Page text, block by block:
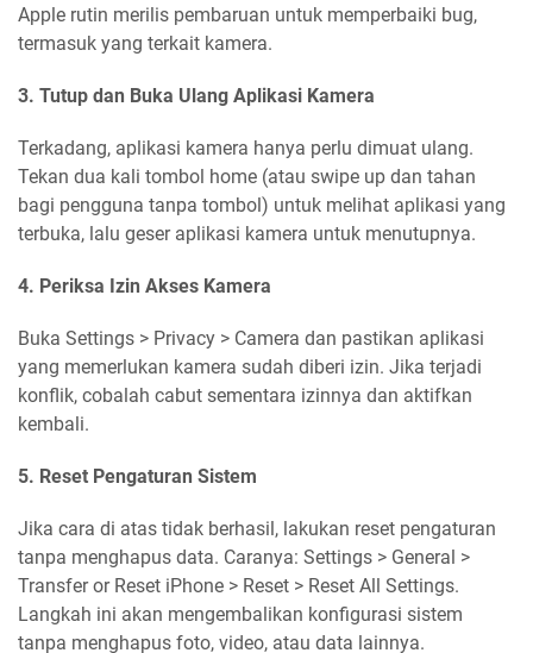
Apple rutin merilis pembaruan untuk memperbaiki bug,
termasuk yang terkait kamera.
3. Tutup dan Buka Ulang Aplikasi Kamera
Terkadang, aplikasi kamera hanya perlu dimuat ulang.
Tekan dua kali tombol home (atau swipe up dan tahan
bagi pengguna tanpa tombol) untuk melihat aplikasi yang
terbuka, lalu geser aplikasi kamera untuk menutupnya.
4. Periksa Izin Akses Kamera
Buka Settings > Privacy > Camera dan pastikan aplikasi
yang memerlukan kamera sudah diberi izin. Jika terjadi
konflik, cobalah cabut sementara izinnya dan aktifkan
kembali.
5. Reset Pengaturan Sistem
Jika cara di atas tidak berhasil, lakukan reset pengaturan
tanpa menghapus data. Caranya: Settings > General >
Transfer or Reset iPhone > Reset > Reset All Settings.
Langkah ini akan mengembalikan konfigurasi sistem
tanpa menghapus foto, video, atau data lainnya.